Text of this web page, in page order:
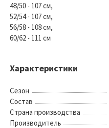
48/50 - 107 см,
52/54 - 107 см,
56/58 - 108 см,
60/62 - 111 см
Характеристики
Сезон
Состав
Страна производства
Производитель